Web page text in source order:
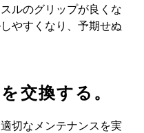
ルのグリップが良くな
やすくなり、予期せぬ
交換する。
切なメンテナンスを実